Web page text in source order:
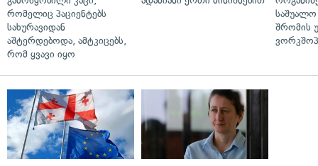
რომელიც პაციენტებს
სახურავიდან
აშტერდებოდა, ამტკიცებს,
რომ ყვავი იყო
საშუალო
შრომის